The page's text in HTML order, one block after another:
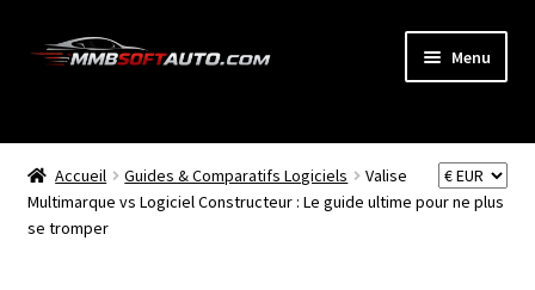
Aller
Aller
Menu
BOUTIQUE
Ouvrir
le
CODE RADIO
Accueil Guides & Comparatifs Logiciels
Valise
Multimarque vs Logiciel Constructeur : Le guide ultime pour ne plus
se tromper